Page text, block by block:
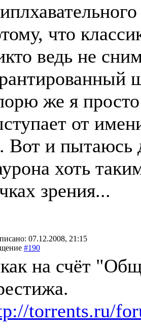
что
ведь не
же я
от
Вот и пытаюсь
хоть
зрения...
07.12.2008, 21:15
#190
на счёт
torrents.ru/